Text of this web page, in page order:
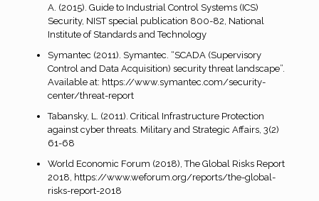
A. (2015). Guide to Industrial Control Systems (ICS)
Security, NIST special publication 800-82, National
Institute of Standards and Technology
Symantec (2011). Symantec. “SCADA (Supervisory
Control and Data Acquisition) security threat landscape”.
Available at: https://www.symantec.com/security-
center/threat-report
Tabansky, L. (2011). Critical Infrastructure Protection
against cyber threats. Military and Strategic Affairs, 3(2)
61-68
World Economic Forum (2018), The Global Risks Report
2018, https://www.weforum.org/reports/the-global-
risks-report-2018